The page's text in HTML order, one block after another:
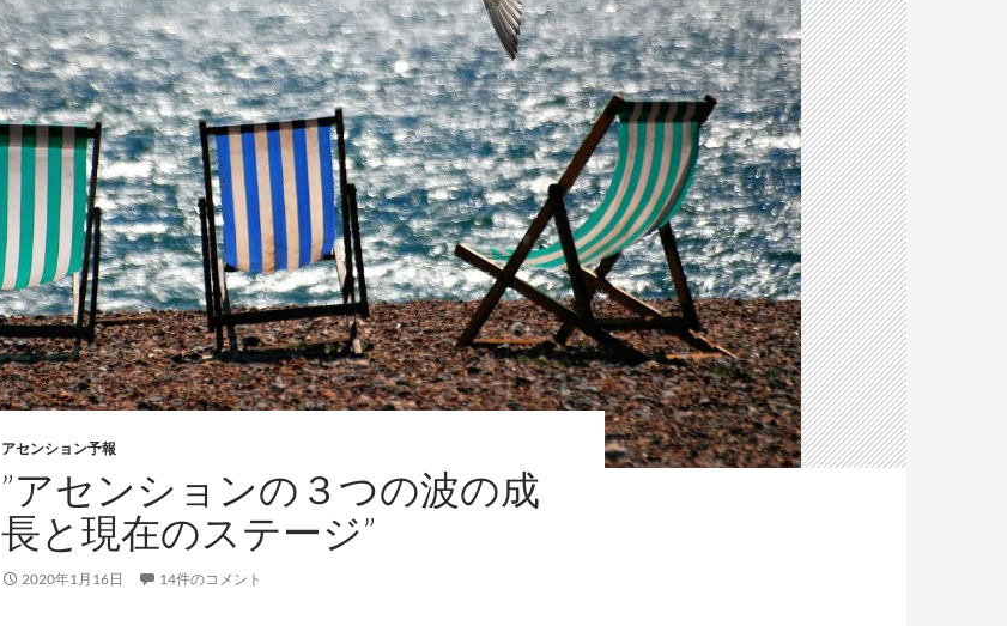
アセンション予報
”アセンションの３つの波の成
長と現在のステージ”
2020年1月16日 14件のコメント